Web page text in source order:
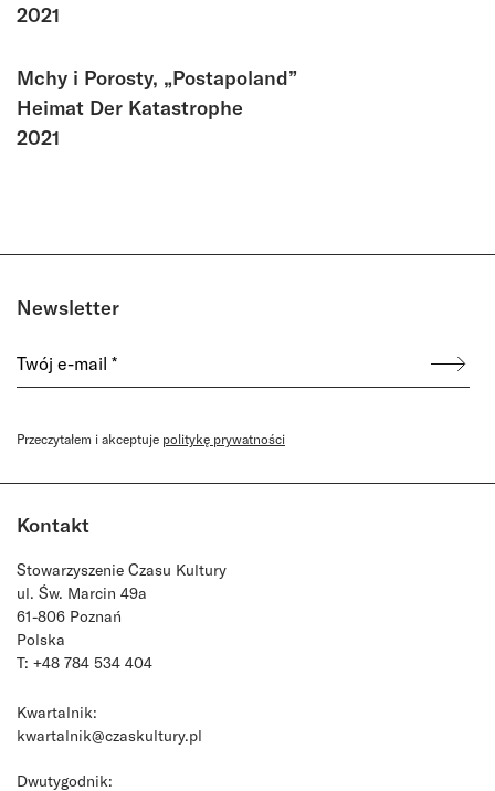
2021
Mchy i Porosty, „Postapoland”
Heimat Der Katastrophe
2021
Newsletter
Przeczytałem i akceptuje politykę prywatności
Kontakt
Stowarzyszenie Czasu Kultury
ul. Św. Marcin 49a
61-806 Poznań
Polska
T: +48 784 534 404
Kwartalnik:
kwartalnik@czaskultury.pl
Dwutygodnik: